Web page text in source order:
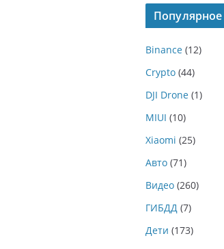
Популярное
Binance (12)
Crypto (44)
DJI Drone (1)
MIUI (10)
Xiaomi (25)
Авто (71)
Видео (260)
ГИБДД (7)
Дети (173)